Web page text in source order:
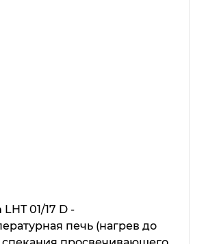
01/17 D -
печь (нагрев до